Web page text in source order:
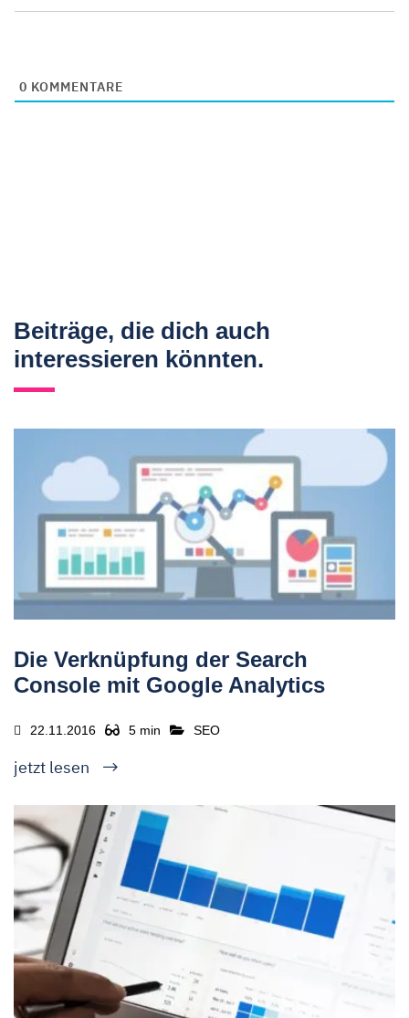
0 KOMMENTARE
Beiträge, die dich auch
interessieren könnten.
Die Verknüpfung der Search
Console mit Google Analytics
22.11.2016 5 min SEO
jetzt lesen